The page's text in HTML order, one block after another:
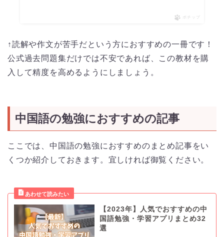
ポチップ
↑読解や作文が苦手だという方におすすめの一冊です！
公式過去問題集だけでは不安であれば、この教材を購
入して精度を高めるようにしましょう。
中国語の勉強におすすめの記事
ここでは、中国語の勉強におすすめのまとめ記事をい
くつか紹介しておきます。宜しければ御覧ください。
【2023年】人気でおすすめの中
国語勉強・学習アプリまとめ32
選